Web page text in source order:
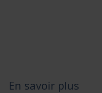
En savoir plus